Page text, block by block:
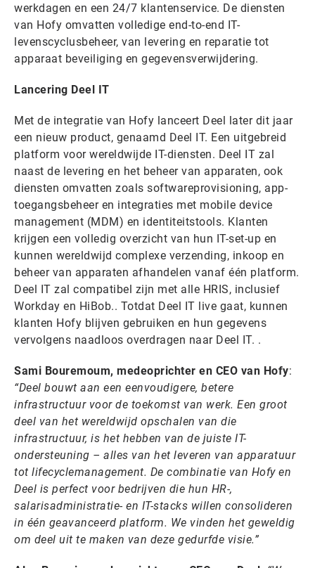
werkdagen en een 24/7 klantenservice. De diensten
van Hofy omvatten volledige end-to-end IT-
levenscyclusbeheer, van levering en reparatie tot
apparaat beveiliging en gegevensverwijdering.
Lancering Deel IT
Met de integratie van Hofy lanceert Deel later dit jaar
een nieuw product, genaamd Deel IT. Een uitgebreid
platform voor wereldwijde IT-diensten. Deel IT zal
naast de levering en het beheer van apparaten, ook
diensten omvatten zoals softwareprovisioning, app-
toegangsbeheer en integraties met mobile device
management (MDM) en identiteitstools. Klanten
krijgen een volledig overzicht van hun IT-set-up en
kunnen wereldwijd complexe verzending, inkoop en
beheer van apparaten afhandelen vanaf één platform.
Deel IT zal compatibel zijn met alle HRIS, inclusief
Workday en HiBob.. Totdat Deel IT live gaat, kunnen
klanten Hofy blijven gebruiken en hun gegevens
vervolgens naadloos overdragen naar Deel IT. .
Sami Bouremoum, medeoprichter en CEO van Hofy:
“Deel bouwt aan een eenvoudigere, betere
infrastructuur voor de toekomst van werk. Een groot
deel van het wereldwijd opschalen van die
infrastructuur, is het hebben van de juiste IT-
ondersteuning – alles van het leveren van apparatuur
tot lifecyclemanagement. De combinatie van Hofy en
Deel is perfect voor bedrijven die hun HR-,
salarisadministratie- en IT-stacks willen consolideren
in één geavanceerd platform. We vinden het geweldig
om deel uit te maken van deze gedurfde visie.”